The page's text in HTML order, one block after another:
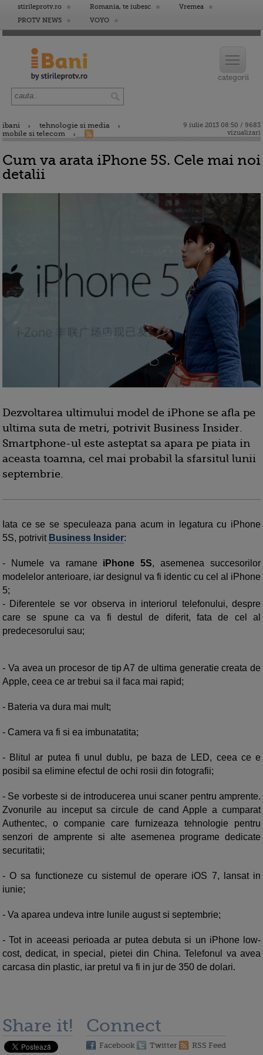
stirileprotv.ro Romania, te iubesc
Vremea
PROTV NEWS
VOYO
ibani
tehnologie si media
mobile si telecom
9 iulie 2013 08:50 / 9683
vizualizari
Cum va arata iPhone 5S. Cele mai noi
detalii
Dezvoltarea ultimului model de iPhone se afla pe
ultima suta de metri, potrivit Business Insider.
Smartphone-ul este asteptat sa apara pe piata in
aceasta toamna, cel mai probabil la sfarsitul lunii
septembrie.
Iata ce se se speculeaza pana acum in legatura cu iPhone
5S, potrivit Business Insider:
- Numele va ramane iPhone 5S, asemenea succesorilor
modelelor anterioare, iar designul va fi identic cu cel al iPhone
5;
- Diferentele se vor observa in interiorul telefonului, despre
care se spune ca va fi destul de diferit, fata de cel al
predecesorului sau;
- Va avea un procesor de tip A7 de ultima generatie creata de
Apple, ceea ce ar trebui sa il faca mai rapid;
- Bateria va dura mai mult;
- Camera va fi si ea imbunatatita;
- Blitul ar putea fi unul dublu, pe baza de LED, ceea ce e
posibil sa elimine efectul de ochi rosii din fotografii;
- Se vorbeste si de introducerea unui scaner pentru amprente.
Zvonurile au inceput sa circule de cand Apple a cumparat
Authentec, o companie care furnizeaza tehnologie pentru
senzori de amprente si alte asemenea programe dedicate
securitatii;
- O sa functioneze cu sistemul de operare iOS 7, lansat in
iunie;
- Va aparea undeva intre lunile august si septembrie;
- Tot in aceeasi perioada ar putea debuta si un iPhone low-
cost, dedicat, in special, pietei din China. Telefonul va avea
carcasa din plastic, iar pretul va fi in jur de 350 de dolari.
Share it! Connect
Facebook Twitter RSS Feed